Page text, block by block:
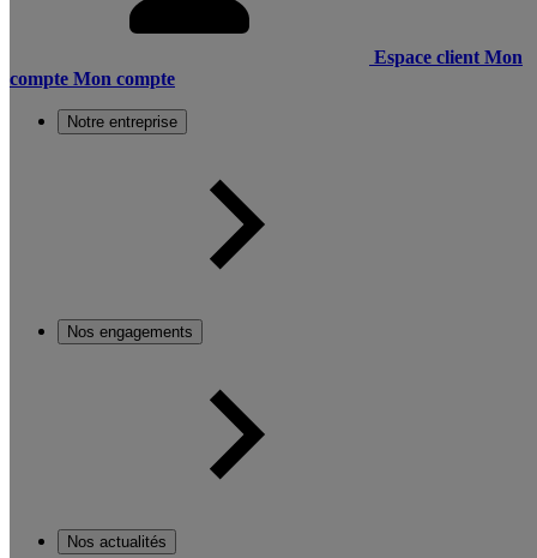
Espace client Mon
compte Mon compte
Notre entreprise
Nos engagements
Nos actualités